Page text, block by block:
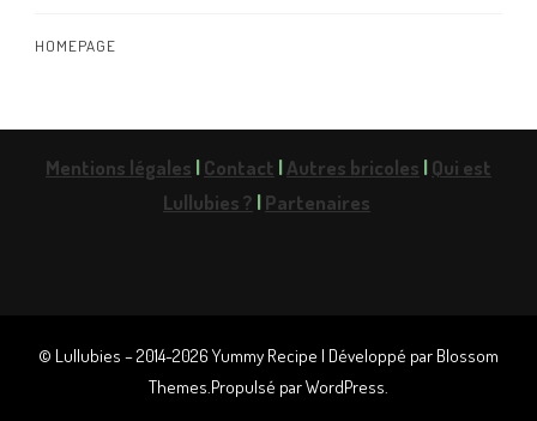
HOMEPAGE
Mentions légales |Contact |Autres bricoles |Qui est
Lullubies ? |Partenaires
© Lullubies – 2014-2026Yummy Recipe | Développé par Blossom
Themes.Propulsé parWordPress.